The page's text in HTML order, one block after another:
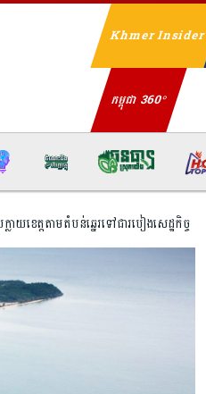
Khmer Insider
កម្ពុជា 360°
េត្ត​តាមតំបន់​ឆ្នេរ​ទៅ​ជា​របៀង​សេដ្ឋកិច្ច​